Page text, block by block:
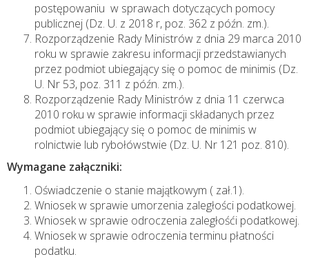
postępowaniu w sprawach dotyczących pomocy
publicznej (Dz. U. z 2018 r, poz. 362 z późn. zm.).
Rozporządzenie Rady Ministrów z dnia 29 marca 2010
roku w sprawie zakresu informacji przedstawianych
przez podmiot ubiegający się o pomoc de minimis (Dz.
U. Nr 53, poz. 311 z późn. zm.).
Rozporządzenie Rady Ministrów z dnia 11 czerwca
2010 roku w sprawie informacji składanych przez
podmiot ubiegający się o pomoc de minimis w
rolnictwie lub rybołówstwie (Dz. U. Nr 121 poz. 810).
Wymagane załączniki:
Oświadczenie o stanie majątkowym ( zał.1).
Wniosek w sprawie umorzenia zaległości podatkowej.
Wniosek w sprawie odroczenia zaległośći podatkowej.
Wniosek w sprawie odroczenia terminu płatności
podatku.